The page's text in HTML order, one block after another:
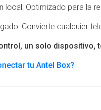
local: Optimizado para la
Convierte cualquier
un solo dispositivo,
tu Antel Box?